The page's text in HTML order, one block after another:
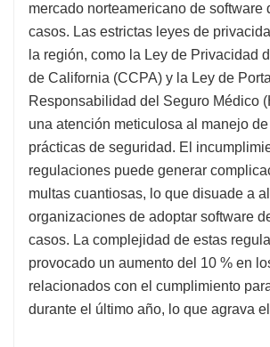
mercado norteamericano de software
casos. Las estrictas leyes de
la región, como la Ley de Privacidad
de California (CCPA) y la Ley de
Responsabilidad del Seguro Médico
una atención meticulosa al manejo
prácticas de seguridad. El
regulaciones puede generar
multas cuantiosas, lo que disuade a
organizaciones de adoptar software
casos. La complejidad de estas
provocado un aumento del 10 % en
relacionados con el cumplimiento
durante el último año, lo que agrava